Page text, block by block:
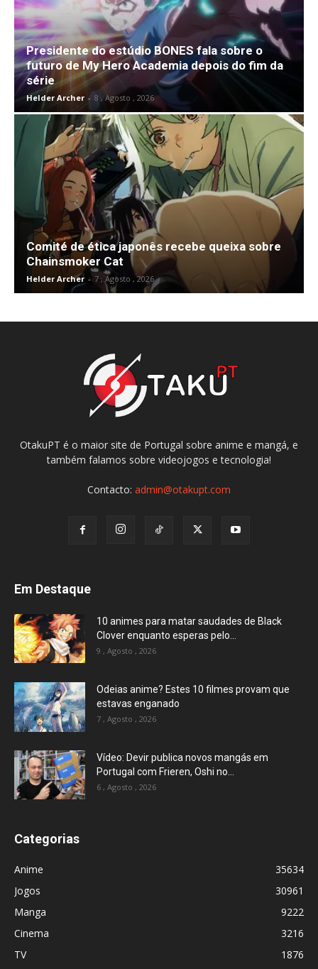
Presidente do estúdio BONES fala sobre o
futuro de My Hero Academia depois do fim da
série
Helder Archer - 8 , Agosto , 2026
Comité de ética japonês recebe queixa sobre
Chainsmoker Cat
Helder Archer - 7 , Agosto , 2026
OtakuPT é o maior site de Portugal sobre anime e mangá, e
também falamos sobre videojogos e tecnologia!
Contacto: admin@otakupt.com
Em Destaque
10 animes para matar saudades de Black
Clover enquanto esperas pelo...
9 , Agosto , 2026
Odeias anime? Estes 10 filmes provam que
estavas enganado
7 , Agosto , 2026
Vídeo: Devir publica novos mangás em
Portugal com Frieren, Oshi no...
6 , Agosto , 2026
Categorias
Anime
35634
Jogos
30961
Manga
9222
Cinema
3216
TV
1876